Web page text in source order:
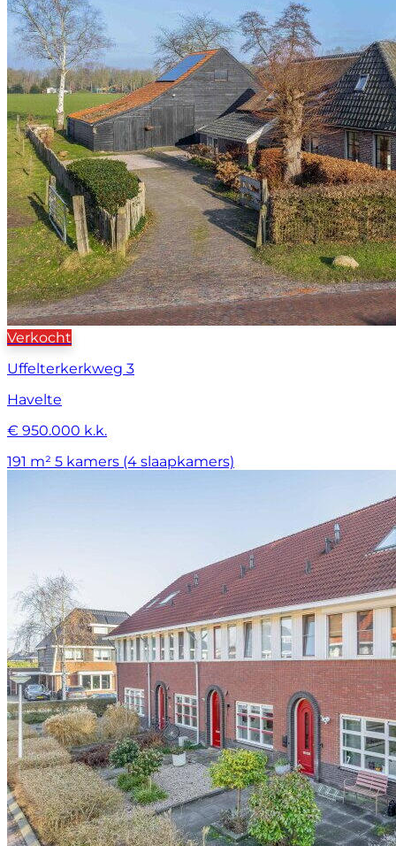
Verkocht
Uffelterkerkweg 3
Havelte
€ 950.000 k.k.
191 m² 5 kamers (4 slaapkamers)